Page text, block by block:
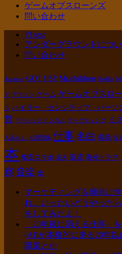
ゲームオブスローンズ
問い合わせ
PJ test
アンダーグラウンドにつ
問い合わせ
Amazon GOT HSP Mr.children Netflix
て アマゾン ゲーム ゲームオブスロ
ス ハイリー・センシティブ・パーソ
営 ベーシックインカム マーケティング ミ
人暮らし 人間関係 仕事 名曲 孤独 投
本 格安スマホ 楽天 派遣 海外ドラマ
察 音楽 食
マーケティングを簡単に
れ、いったいどうやった
をしてみたよ！
「20年後に消える仕事」
(AI)が本格的に来る20年
職業とか